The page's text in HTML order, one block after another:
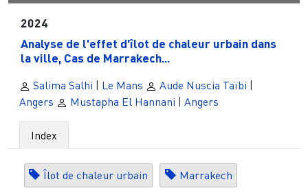
2024
Analyse de l'effet d'îlot de chaleur urbain dans
la ville, Cas de Marrakech...
Salima Salhi | Le Mans Aude Nuscia Taïbi |
Angers
Mustapha El Hannani | Angers
Index
Îlot de chaleur urbain Marrakech